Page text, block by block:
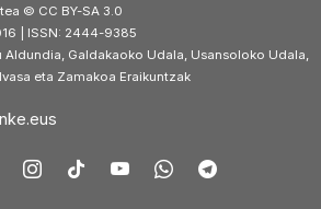
© CC BY-SA 3.0
| ISSN: 2444-9385
Aldundia, Galdakaoko Udala, Usansoloko Udala,
eta Zamakoa Eraikuntzak